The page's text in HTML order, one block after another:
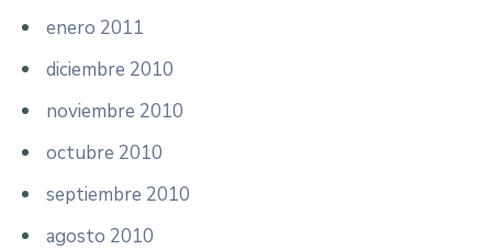
enero 2011
diciembre 2010
noviembre 2010
octubre 2010
septiembre 2010
agosto 2010